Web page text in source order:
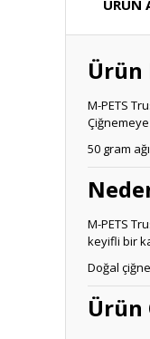
ÜRÜN
Ürün
M-PETS
50 gram
M-PETS
keyifli bir
Doğal
Ürün